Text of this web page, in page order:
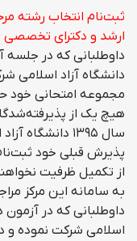
ثبت‌نام انتخاب رشته
ارشد و دکترای تخصصی ۱۳۹۵ دانشگاه آزاد اسلامی تمدید شد.
دانشگاه آزاد اسلامی
هیچ یک از
سال ۱۳۹۵
پذیرش قبلی خود
از تکمیل ظرفیت
به سامانه این مرکز
اسلامی شرکت نموده و